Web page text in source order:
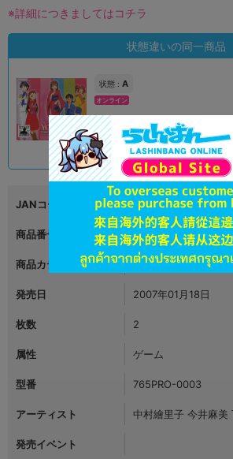
※詳細につきましてはコチラ
状態違いの同一商品
状態 : A
オンライン
品切状態 1,990円 税込
JANコード 4907953446427
商品番号 L06860975
商品カテゴリ 映像・音楽
発売日 2007年01月18日
枚数 2
属性 ゲーム
型番 765PRO-0003
アーティスト 中村繪里子 今井麻美
発売イベント